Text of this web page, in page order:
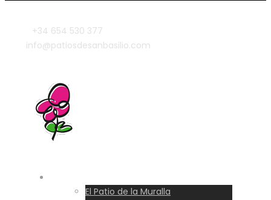
+34 654 530 377
info@patiosdesanbasilio.com
El Patio de la Muralla